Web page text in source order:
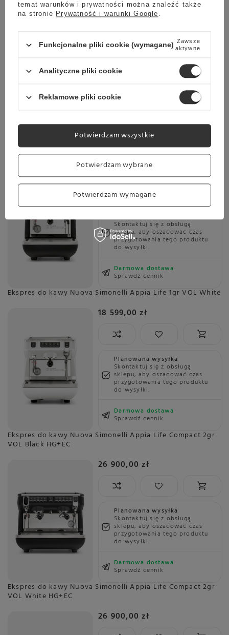
Ekspres do kawy Nuova Simonelli Appia Life 1gr SEM Black
Planowana wysyłka
sklepu, aby oszacować czas
przygotowania tego produktu
Darmowa dostawa
Sprawdź cennik
Ekspres do kawy Nuova Simonelli Appia Life 1gr VOL Black
18 599,00 zł
Planowana wysyłka
Skontaktuj się z obsługą
sklepu, aby oszacować czas
przygotowania tego produktu
do wysyłki.
Darmowa dostawa
Sprawdź cennik
Ekspres do kawy Nuova Simonelli Appia Life 1gr VOL White
18 599,00 zł
Planowana wysyłka
Skontaktuj się z obsługą
sklepu, aby oszacować czas
przygotowania tego produktu
do wysyłki.
Darmowa dostawa
Sprawdź cennik
Ekspres do kawy Nuova Simonelli Appia Life Compact 2gr
VOL Black HG+EC
26 900,00 zł
Planowana wysyłka
Skontaktuj się z obsługą
sklepu, aby oszacować czas
przygotowania tego produktu
do wysyłki.
Darmowa dostawa
Sprawdź cennik
Ekspres do kawy Nuova Simonelli Appia Life Compact 2gr
VOL White HG+EC
26 900,00 zł
temat warunków i prywatności można znaleźć także
na stronie Prywatność i warunki Google .
Funkcjonalne pliki cookie (wymagane) Zawsze
aktywne
Analityczne pliki cookie
Reklamowe pliki cookie
Potwierdzam wybrane
Potwierdzam wymagane
Potwierdzam wszystkie